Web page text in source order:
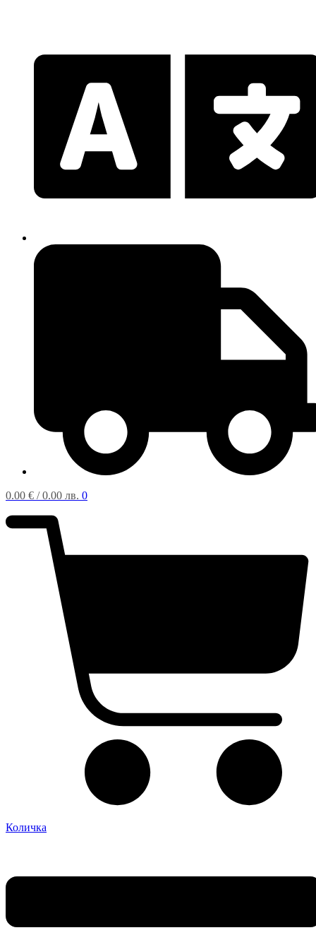
0.00 € / 0.00 лв. 0
Количка